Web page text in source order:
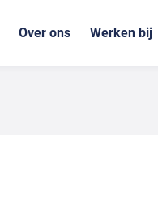
Over ons Werken bij